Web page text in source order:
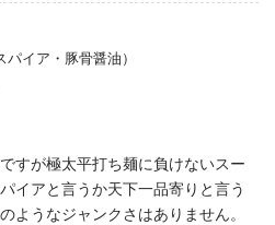
イア・豚骨醤油）
すが極太平打ち麺に負けないスー
イアと言うか天下一品寄りと言う
ようなジャンクさはありません。